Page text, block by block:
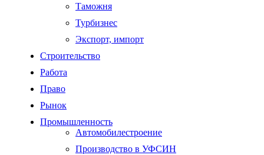
Таможня
Турбизнес
Экспорт, импорт
Строительство
Работа
Право
Рынок
Промышленность
Автомобилестроение
Производство в УФСИН